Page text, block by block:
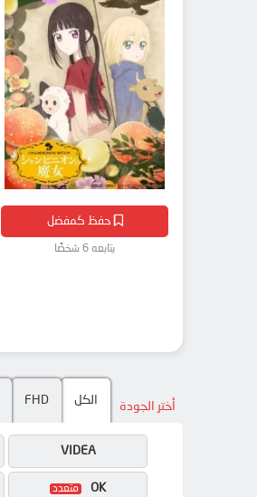
حفظ كمفضل
يتابعه 6 شخصًا
أختر الجودة الكل FHD
VIDEA
OK